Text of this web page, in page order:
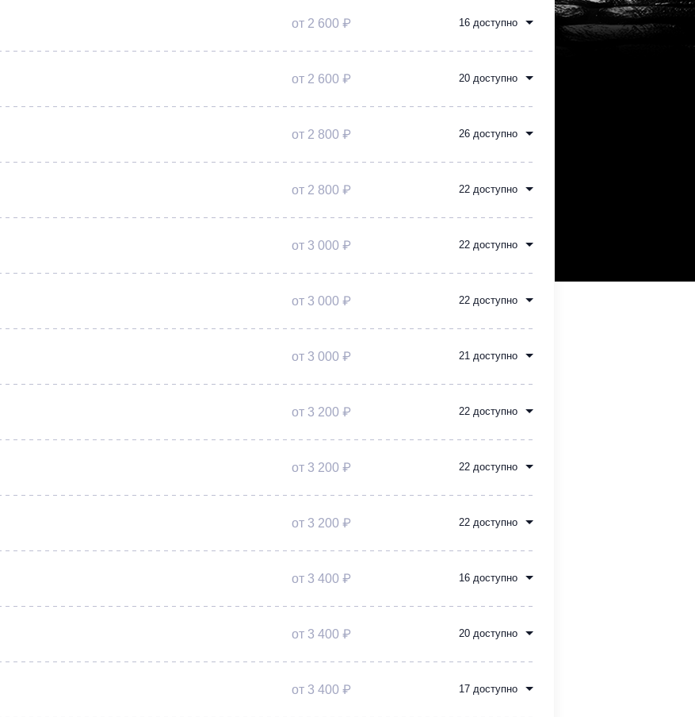
от 2 600 ₽ 16 доступно
от 2 600 ₽ 20 доступно
от 2 800 ₽ 26 доступно
от 2 800 ₽ 22 доступно
от 3 000 ₽ 22 доступно
от 3 000 ₽ 22 доступно
от 3 000 ₽ 21 доступно
от 3 200 ₽ 22 доступно
от 3 200 ₽ 22 доступно
от 3 200 ₽ 22 доступно
от 3 400 ₽ 16 доступно
от 3 400 ₽ 20 доступно
от 3 400 ₽ 17 доступно